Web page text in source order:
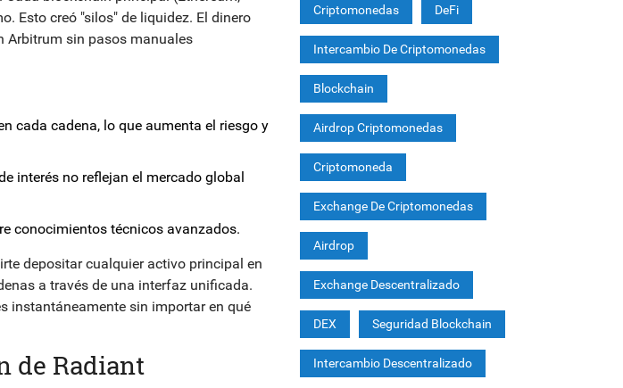
Esto creó "silos" de liquidez. El dinero
Arbitrum sin pasos manuales
cada cadena, lo que aumenta el riesgo y
interés no reflejan el mercado global
conocimientos técnicos avanzados.
depositar cualquier activo principal en
a través de una interfaz unificada.
instantáneamente sin importar en qué
de Radiant
Criptomonedas DeFi
Intercambio De Criptomonedas
Blockchain
Airdrop Criptomonedas
Criptomoneda
Exchange De Criptomonedas
Airdrop
Exchange Descentralizado
DEX Seguridad Blockchain
Intercambio Descentralizado